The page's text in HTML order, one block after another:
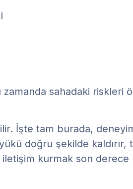
sahadaki
İşte tam burada,
doğru şekilde
kurmak son derece